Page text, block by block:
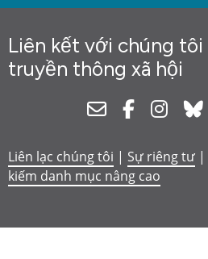
Liên kết với chúng
truyền thông xã hội
NewsletterFacebook
Liên lạc chúng tôi | Sự riêng tư |
kiếm danh mục nâng cao